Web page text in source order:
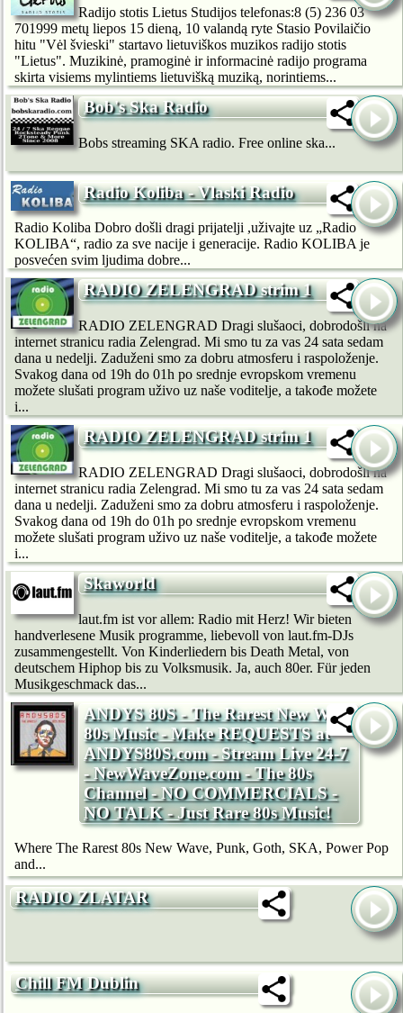
Radijo stotis Lietus Studijos telefonas:8 (5) 236 03
701999 metų liepos 15 dieną, 10 valandą ryte Stasio Povilaičio
hitu "Vėl švieski" startavo lietuviškos muzikos radijo stotis
"Lietus". Muzikinė, pramoginė ir informacinė radijo programa
skirta visiems mylintiems lietuvišką muziką, norintiems...
Bob's Ska Radio
Bobs streaming SKA radio. Free online ska...
Radio Koliba - Vlaski Radio
Radio Koliba Dobro došli dragi prijatelji ,uživajte uz „Radio
KOLIBA“, radio za sve nacije i generacije. Radio KOLIBA je
posvećen svim ljudima dobre...
RADIO ZELENGRAD strim 1
RADIO ZELENGRAD Dragi slušaoci, dobrodošli na
internet stranicu radia Zelengrad. Mi smo tu za vas 24 sata sedam
dana u nedelji. Zaduženi smo za dobru atmosferu i raspoloženje.
Svakog dana od 19h do 01h po srednje evropskom vremenu
možete slušati program uživo uz naše voditelje, a takođe možete
i...
RADIO ZELENGRAD strim 1
RADIO ZELENGRAD Dragi slušaoci, dobrodošli na
internet stranicu radia Zelengrad. Mi smo tu za vas 24 sata sedam
dana u nedelji. Zaduženi smo za dobru atmosferu i raspoloženje.
Svakog dana od 19h do 01h po srednje evropskom vremenu
možete slušati program uživo uz naše voditelje, a takođe možete
i...
Skaworld
laut.fm ist vor allem: Radio mit Herz! Wir bie­ten
handverlesene Musik programme, liebevoll von laut.fm-DJs
zusammengestellt. Von Kinderliedern bis Death Metal, von
deutschem Hip­hop bis zu Volksmusik. Ja, auch 80er. Für jeden
Musikgeschmack das...
ANDYS 80S - The Rarest New Wave
80s Music - Make REQUESTS at
ANDYS80S.com - Stream Live 24-7
- NewWaveZone.com - The 80s
Channel - NO COMMERCIALS -
NO TALK - Just Rare 80s Music!
Where The Rarest 80s New Wave, Punk, Goth, SKA, Power Pop
and...
RADIO ZLATAR
Chill FM Dublin